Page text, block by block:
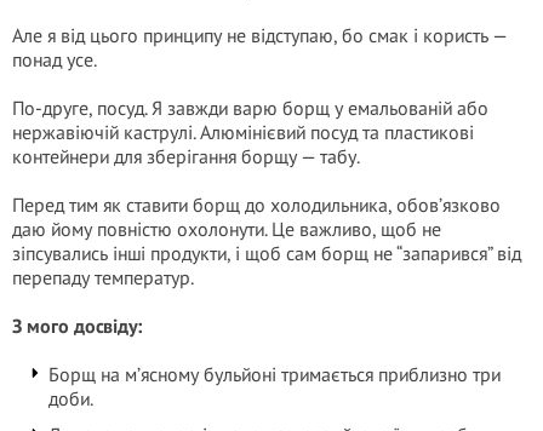
Але я від цього принципу не відступаю, бо смак і користь —
понад усе.
По-друге, посуд. Я завжди варю борщ у емальованій або
нержавіючій каструлі. Алюмінієвий посуд та пластикові
контейнери для зберігання борщу — табу.
Перед тим як ставити борщ до холодильника, обов’язково
даю йому повністю охолонути. Це важливо, щоб не
зіпсувались інші продукти, і щоб сам борщ не “запарився” від
перепаду температур.
З мого досвіду:
Борщ на м’ясному бульйоні тримається приблизно три
доби.